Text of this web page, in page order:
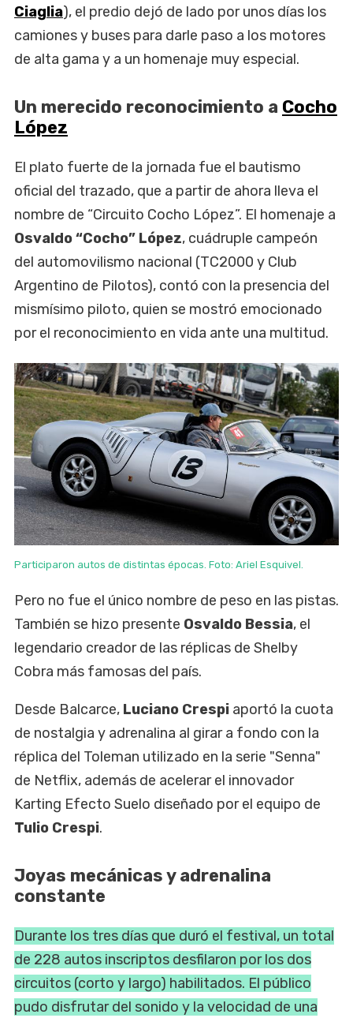
Ciaglia), el predio dejó de lado por unos días los
camiones y buses para darle paso a los motores
de alta gama y a un homenaje muy especial.
Un merecido reconocimiento a Cocho
López
El plato fuerte de la jornada fue el bautismo
oficial del trazado, que a partir de ahora lleva el
nombre de “Circuito Cocho López”. El homenaje a
Osvaldo “Cocho” López, cuádruple campeón
del automovilismo nacional (TC2000 y Club
Argentino de Pilotos), contó con la presencia del
mismísimo piloto, quien se mostró emocionado
por el reconocimiento en vida ante una multitud.
Participaron autos de distintas épocas. Foto: Ariel Esquivel.
Pero no fue el único nombre de peso en las pistas.
También se hizo presente Osvaldo Bessia, el
legendario creador de las réplicas de Shelby
Cobra más famosas del país.
Desde Balcarce, Luciano Crespi aportó la cuota
de nostalgia y adrenalina al girar a fondo con la
réplica del Toleman utilizado en la serie "Senna"
de Netflix, además de acelerar el innovador
Karting Efecto Suelo diseñado por el equipo de
Tulio Crespi.
Joyas mecánicas y adrenalina
constante
Durante los tres días que duró el festival, un total
de 228 autos inscriptos desfilaron por los dos
circuitos (corto y largo) habilitados. El público
pudo disfrutar del sonido y la velocidad de una